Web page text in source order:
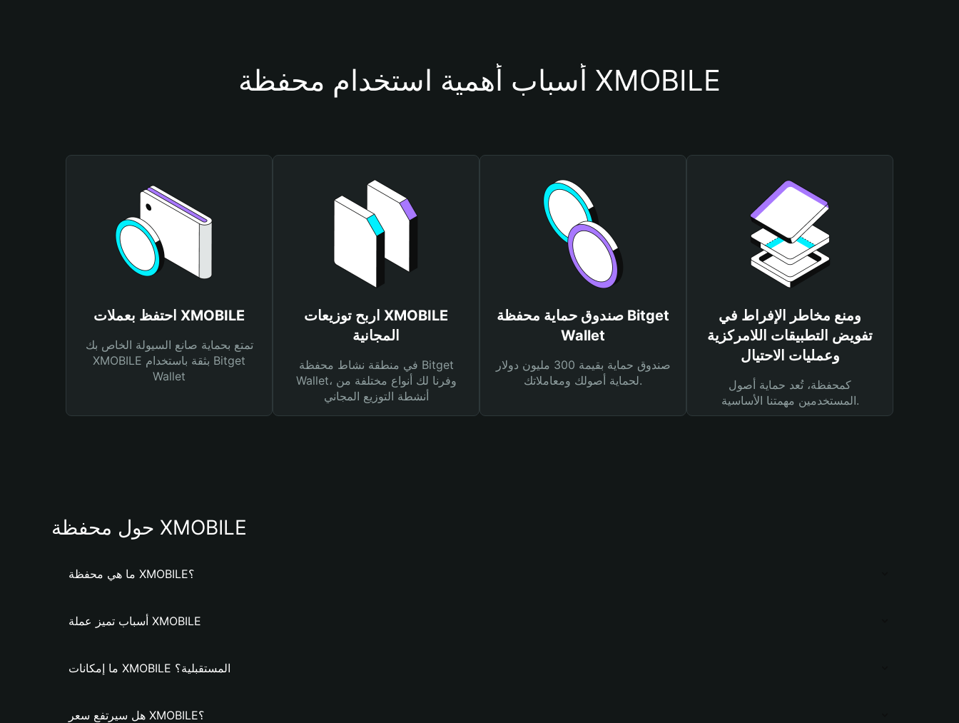
أسباب أهمية استخدام محفظة XMOBILE
احتفظ بعملات XMOBILE
تمتع بحماية صانع السيولة الخاص بك
XMOBILE بثقة باستخدام Bitget
Wallet
اربح توزيعات XMOBILE
المجانية
في منطقة نشاط محفظة Bitget
Wallet، وفرنا لك أنواع مختلفة من
أنشطة التوزيع المجاني
صندوق حماية محفظة Bitget
Wallet
صندوق حماية بقيمة 300 مليون دولار
لحماية أصولك ومعاملاتك.
ومنع مخاطر الإفراط في
تفويض التطبيقات اللامركزية
وعمليات الاحتيال
كمحفظة، تُعد حماية أصول
المستخدمين مهمتنا الأساسية.
حول محفظة XMOBILE
ما هي محفظة XMOBILE؟
أسباب تميز عملة XMOBILE
ما إمكانات XMOBILE المستقبلية؟
هل سيرتفع سعر XMOBILE؟